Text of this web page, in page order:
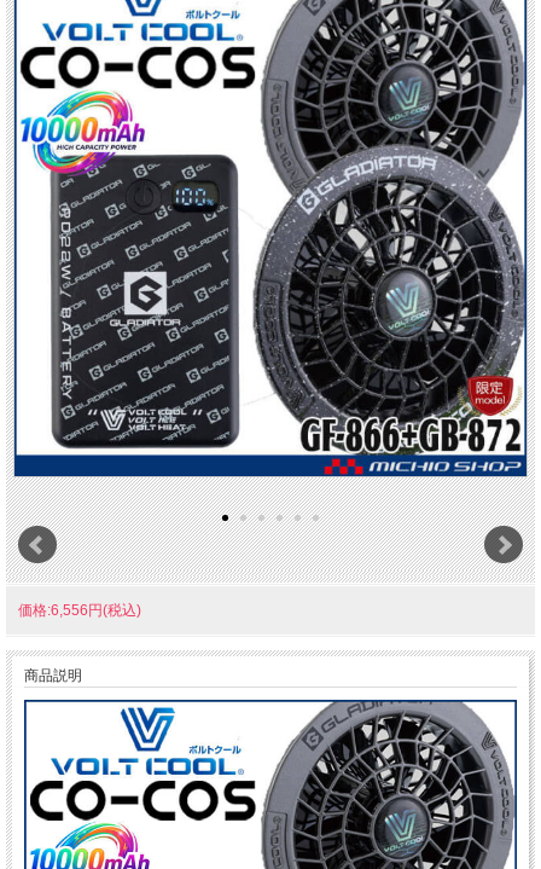
価格:6,556円(税込)
商品説明